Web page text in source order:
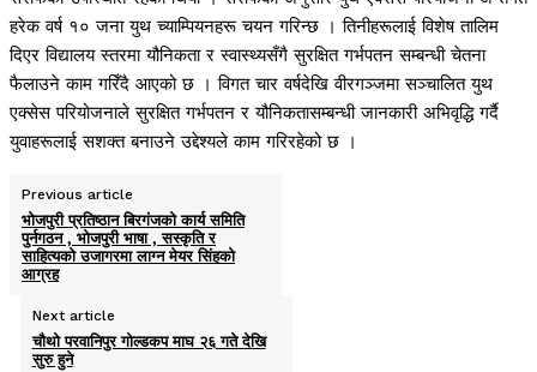
हरेक वर्ष १० जना युथ च्याम्पियनहरू चयन गरिन्छ । तिनीहरूलाई विशेष तालिम
दिएर विद्यालय स्तरमा यौनिकता र स्वास्थ्यसँगै सुरक्षित गर्भपतन सम्बन्धी चेतना
फैलाउने काम गरिँदै आएको छ । विगत चार वर्षदेखि वीरगञ्जमा सञ्चालित युथ
एक्सेस परियोजनाले सुरक्षित गर्भपतन र यौनिकतासम्बन्धी जानकारी अभिवृद्धि गर्दै
युवाहरूलाई सशक्त बनाउने उद्देश्यले काम गरिरहेको छ ।
Previous article
भोजपुरी प्रतिष्ठान बिरगंजको कार्य समिति
पुर्नगठन , भोजपुरी भाषा , सस्कृति र
साहित्यको उजागरमा लाग्न मेयर सिंहको
आग्रह
Next article
चौथो परवानिपुर गोल्डकप माघ २६ गते देखि
सुरु हुने